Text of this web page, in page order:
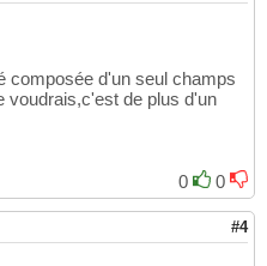
composée d'un seul champs
voudrais,c'est de plus d'un
0
0
#4